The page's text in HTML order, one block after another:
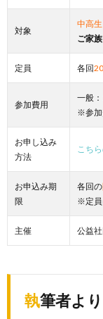
対象
中高生
ご家
定員 各回20
参加費用
一般：
※参加
お申し込み
方法
こち
お申込み期
限
各回の
※定員
主催 公益
執筆者よ